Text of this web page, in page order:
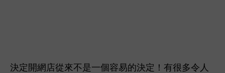
決定開網店從來不是一個容易的決定！有很多令人